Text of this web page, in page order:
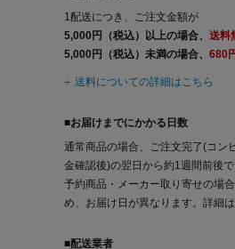
1配送につき、ご注文金額が
5,000円（税込）以上の場合、 送料
5,000円（税込）未満の場合、 680
送料についての詳細はこちら
■お届けまでにかかる日数
通常商品の場合、ご注文完了(コン
金確認後)の翌日から約1週間前後で
予約商品・メーカー取り寄せの場
め、お届け日が異なります。詳細
■配送業者